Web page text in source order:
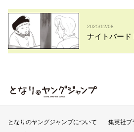
2025/12/08
ナイトバード
となりのヤングジ
となりのヤングジャンプについて
集英社プ